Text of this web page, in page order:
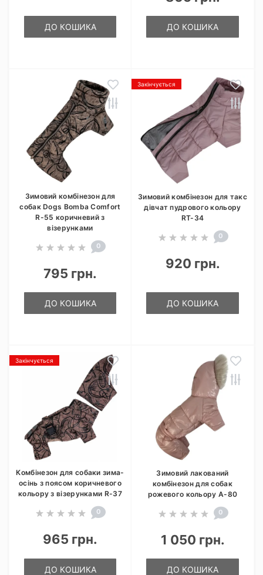
ДО КОШИКА ДО КОШИКА
Зимовий комбінезон для
собак Dogs Bomba Comfort
R-55 коричневий з
візерунками
0
795 грн.
ДО КОШИКА
Закінчується
Зимовий комбінезон для такс
дівчат пудрового кольору
RT-34
0
920 грн.
ДО КОШИКА
Закінчується
Комбінезон для собаки зима-
осінь з поясом коричневого
кольору з візерунками R-37
0
965 грн.
ДО КОШИКА
Зимовий лакований
комбінезон для собак
рожевого кольору A-80
0
1 050 грн.
ДО КОШИКА